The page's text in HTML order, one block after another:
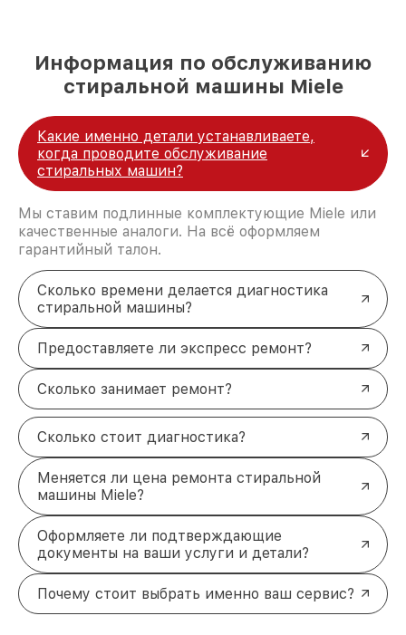
Москве, постоянно повышая уровень доверия
и лояльности наших клиентов.
Информация по обслуживанию
стиральной машины Miele
Какие именно детали устанавливаете,
когда проводите обслуживание
стиральных машин?
Мы ставим подлинные комплектующие Miele или
качественные аналоги. На всё оформляем
гарантийный талон.
Сколько времени делается диагностика
стиральной машины?
Предоставляете ли экспресс ремонт?
Сколько занимает ремонт?
Сколько стоит диагностика?
Меняется ли цена ремонта стиральной
машины Miele?
Оформляете ли подтверждающие
документы на ваши услуги и детали?
Почему стоит выбрать именно ваш сервис?